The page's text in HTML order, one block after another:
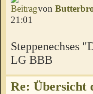
von
21:01
Steppenechses
LG BBB
Re: Übersicht